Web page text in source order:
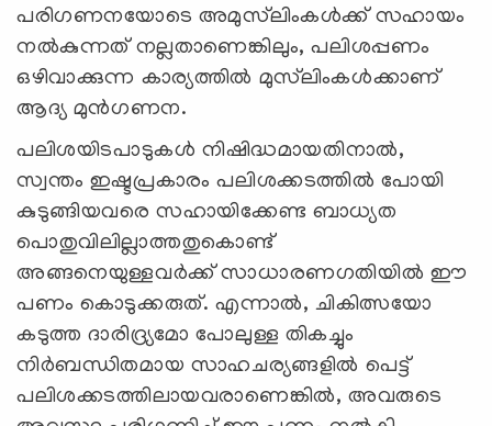
പരിഗണനയോടെ അമുസ്‌ലിംകൾക്ക് സഹായം
നൽകുന്നത് നല്ലതാണെങ്കിലും, പലിശപ്പണം
ഒഴിവാക്കുന്ന കാര്യത്തിൽ മുസ്‌ലിംകൾക്കാണ്
ആദ്യ മുൻഗണന.
പലിശയിടപാടുകൾ നിഷിദ്ധമായതിനാൽ,
സ്വന്തം ഇഷ്ടപ്രകാരം പലിശക്കടത്തിൽ പോയി
കുടുങ്ങിയവരെ സഹായിക്കേണ്ട ബാധ്യത
പൊതുവിലില്ലാത്തതുകൊണ്ട്
അങ്ങനെയുള്ളവർക്ക് സാധാരണഗതിയിൽ ഈ
പണം കൊടുക്കരുത്. എന്നാൽ, ചികിത്സയോ
കടുത്ത ദാരിദ്ര്യമോ പോലുള്ള തികച്ചും
നിർബന്ധിതമായ സാഹചര്യങ്ങളിൽ പെട്ട്
പലിശക്കടത്തിലായവരാണെങ്കിൽ, അവരുടെ